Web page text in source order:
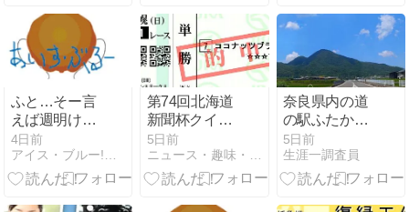
ふと…そー言
えば週明けに
の月曜日朝に
問い合わせ電
話率高いけ
4日前
第74回北海道
新聞杯クイー
ンステークス
GⅢ 単勝馬券
5日前
奈良県内の道
の駅ふたかみ
パーク當麻で
小休憩の探偵
5日前
生涯一調査員